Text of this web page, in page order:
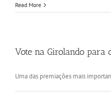
Read More
Vote na Girolando para
Uma das premiações mais